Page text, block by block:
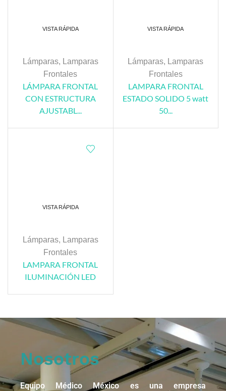
VISTA RÁPIDA
Lámparas, Lamparas
Frontales
LÁMPARA FRONTAL
CON ESTRUCTURA
AJUSTABL...
VISTA RÁPIDA
Lámparas, Lamparas
Frontales
LAMPARA FRONTAL
ESTADO SOLIDO 5 watt
50...
VISTA RÁPIDA
Lámparas, Lamparas
Frontales
LAMPARA FRONTAL
ILUMINACIÓN LED
Nosotros
Equipo Médico México es una empresa